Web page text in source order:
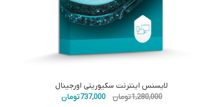
لایسنس اینترنت سکیوریتی اورجینال
1,280,000تومان
قیمت
737,000تومان